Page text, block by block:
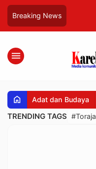
Breaking News
menu
home Adat dan Budaya
TRENDING TAGS #Toraja